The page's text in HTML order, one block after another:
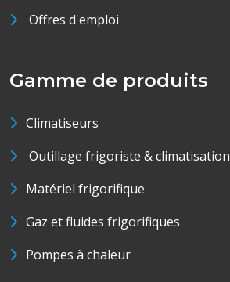
Offres d'emploi
Gamme de produits
Climatiseurs
Outillage frigoriste & climatisation
Matériel frigorifique
Gaz et fluides frigorifiques
Pompes à chaleur